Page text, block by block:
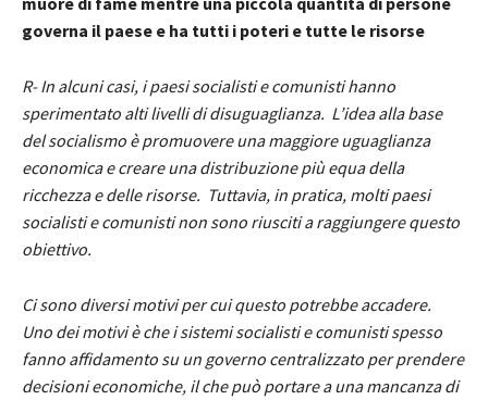
governa il paese e ha tutti i poteri e tutte le risorse
R- In alcuni casi, i paesi socialisti e comunisti hanno
sperimentato alti livelli di disuguaglianza. L’idea alla base
del socialismo è promuovere una maggiore uguaglianza
economica e creare una distribuzione più equa della
ricchezza e delle risorse. Tuttavia, in pratica, molti paesi
socialisti e comunisti non sono riusciti a raggiungere questo
obiettivo.
Ci sono diversi motivi per cui questo potrebbe accadere.
Uno dei motivi è che i sistemi socialisti e comunisti spesso
fanno affidamento su un governo centralizzato per prendere
decisioni economiche, il che può portare a una mancanza di